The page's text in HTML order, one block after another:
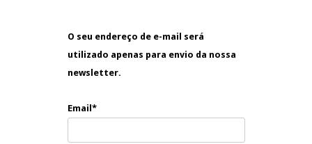
O seu endereço de e-mail será
utilizado apenas para envio da nossa
newsletter.
Email*